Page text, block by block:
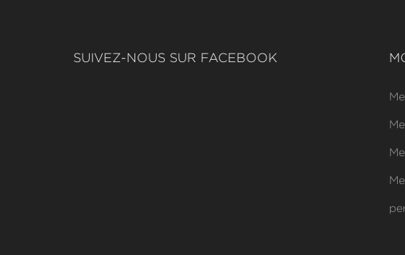
SUIVEZ-NOUS SUR FACEBOOK